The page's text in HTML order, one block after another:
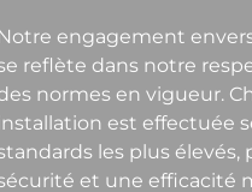
Notre engagement
reflète dans notre
normes en vigueur.
est effectuée
les plus élevés,
et une efficacité